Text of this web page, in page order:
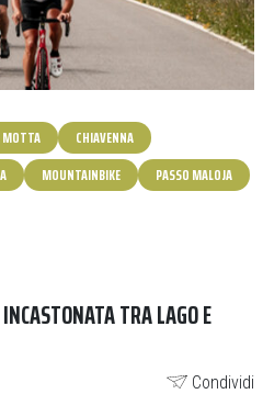
MOTTA
CHIAVENNA
MOUNTAINBIKE
PASSO MALOJA
TRA LAGO E
Condividi